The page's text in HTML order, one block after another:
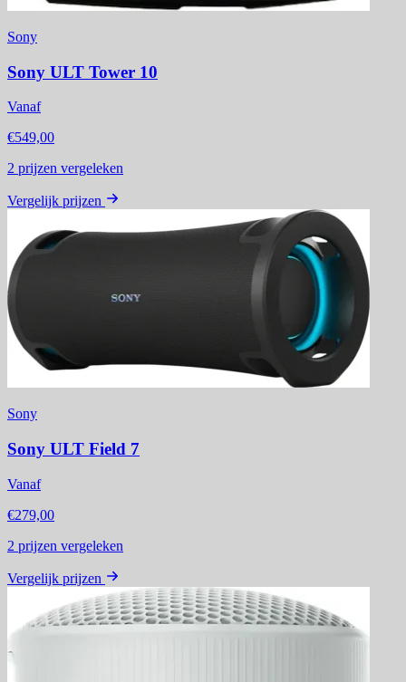
Sony
Sony ULT Tower 10
Vanaf
€549,00
2 prijzen vergeleken
Vergelijk prijzen
Sony
Sony ULT Field 7
Vanaf
€279,00
2 prijzen vergeleken
Vergelijk prijzen